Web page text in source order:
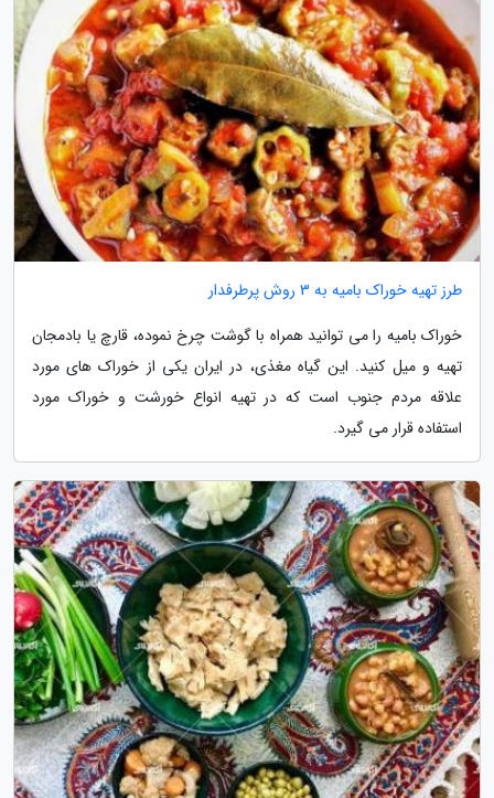
طرز تهیه خوراک بامیه به 3 روش پرطرفدار
خوراک بامیه را می توانید همراه با گوشت چرخ نموده، قارچ یا بادمجان
تهیه و میل کنید. این گیاه مغذی، در ایران یکی از خوراک های مورد
علاقه مردم جنوب است که در تهیه انواع خورشت و خوراک مورد
استفاده قرار می گیرد.